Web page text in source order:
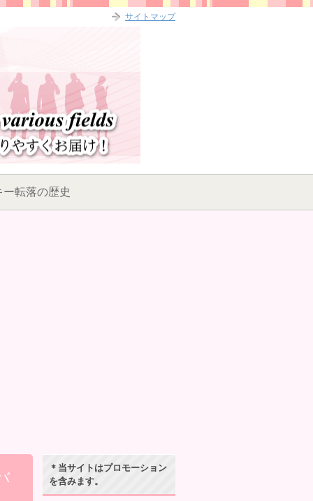
転落の歴史
＊当サイトはプロモーション
を含みます。
サイトマップ